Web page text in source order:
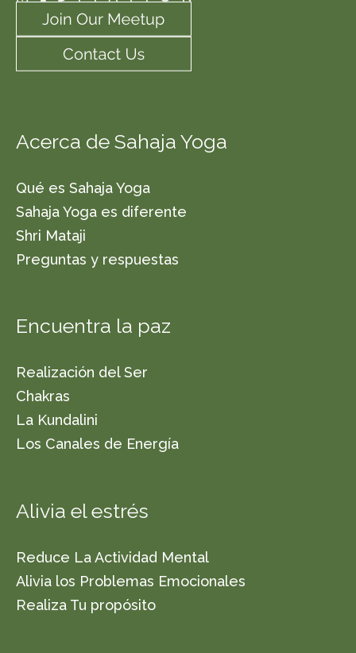
Acerca de Sahaja Yoga
Qué es Sahaja Yoga
Sahaja Yoga es diferente
Shri Mataji
Preguntas y respuestas
Encuentra la paz
Realización del Ser
Chakras
La Kundalini
Los Canales de Energía
Alivia el estrés
Reduce La Actividad Mental
Alivia los Problemas Emocionales
Realiza Tu propósito